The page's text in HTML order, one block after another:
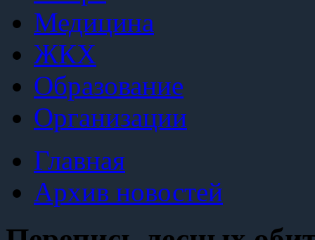
Медицина
ЖКХ
Образование
Организации
Главная
Архив новостей